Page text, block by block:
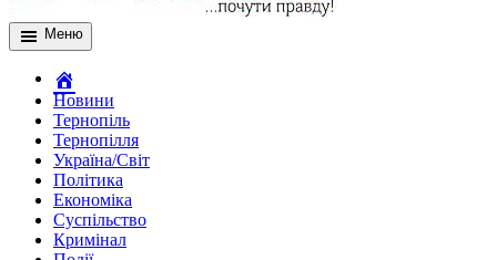
Меню
Новини
Тернопіль
Тернопілля
Україна/Світ
Політика
Економіка
Суспільство
Кримінал